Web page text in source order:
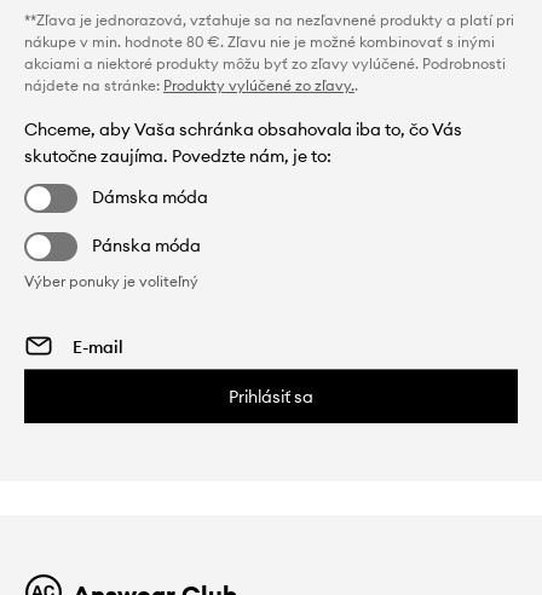
**Zľava je jednorazová, vzťahuje sa na nezľavnené produkty a platí pri
nákupe v min. hodnote 80 €. Zľavu nie je možné kombinovať s inými
akciami a niektoré produkty môžu byť zo zľavy vylúčené. Podrobnosti
nájdete na stránke: Produkty vylúčené zo zľavy..
Chceme, aby Vaša schránka obsahovala iba to, čo Vás
skutočne zaujíma. Povedzte nám, je to:
Dámska móda
Pánska móda
Výber ponuky je voliteľný
Prihlásiť sa